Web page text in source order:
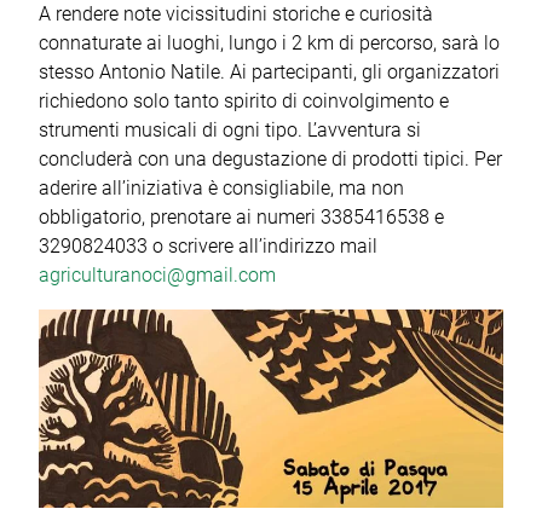
A rendere note vicissitudini storiche e curiosità
connaturate ai luoghi, lungo i 2 km di percorso, sarà lo
stesso Antonio Natile. Ai partecipanti, gli organizzatori
richiedono solo tanto spirito di coinvolgimento e
strumenti musicali di ogni tipo. L’avventura si
concluderà con una degustazione di prodotti tipici. Per
aderire all’iniziativa è consigliabile, ma non
obbligatorio, prenotare ai numeri 3385416538 e
3290824033 o scrivere all’indirizzo mail
agriculturanoci@gmail.com